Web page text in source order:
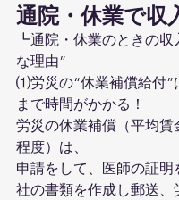
通院・休業で収
┗通院・休業のときの収
な理由”
⑴労災の“休業補償給付”
まで時間がかかる！
労災の休業補償（平均賃
程度）は、
申請をして、医師の証明
社の書類を作成し郵送、